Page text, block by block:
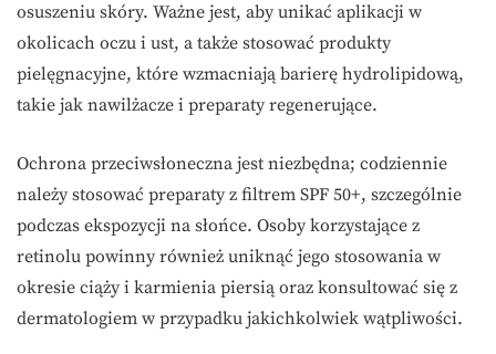
osuszeniu skóry. Ważne jest, aby unikać aplikacji w
okolicach oczu i ust, a także stosować produkty
pielęgnacyjne, które wzmacniają barierę hydrolipidową,
takie jak nawilżacze i preparaty regenerujące.
Ochrona przeciwsłoneczna jest niezbędna; codziennie
należy stosować preparaty z filtrem SPF 50+, szczególnie
podczas ekspozycji na słońce. Osoby korzystające z
retinolu powinny również uniknąć jego stosowania w
okresie ciąży i karmienia piersią oraz konsultować się z
dermatologiem w przypadku jakichkolwiek wątpliwości.